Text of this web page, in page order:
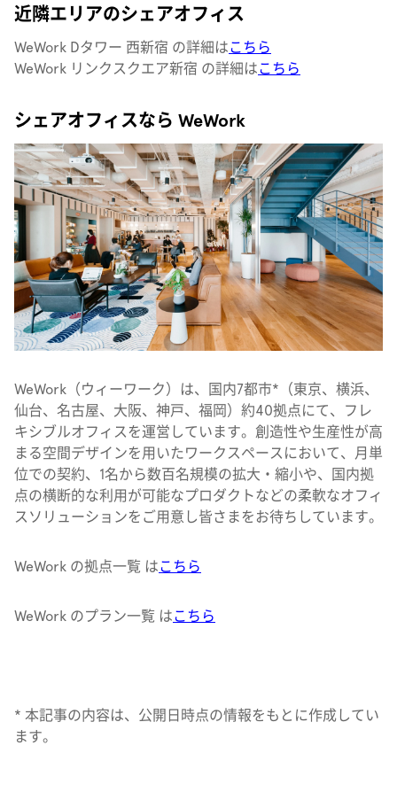
近隣エリアのシェアオフィス
WeWork Dタワー 西新宿 の詳細はこちら
WeWork リンクスクエア新宿 の詳細はこちら
シェアオフィスなら WeWork
WeWork（ウィーワーク）は、国内7都市*（東京、横浜、
仙台、名古屋、大阪、神戸、福岡）約40拠点にて、フレ
キシブルオフィスを運営しています。創造性や生産性が高
まる空間デザインを用いたワークスペースにおいて、月単
位での契約、1名から数百名規模の拡大・縮小や、国内拠
点の横断的な利用が可能なプロダクトなどの柔軟なオフィ
スソリューションをご用意し皆さまをお待ちしています。
WeWork の拠点一覧 はこちら
WeWork のプラン一覧 はこちら
* 本記事の内容は、公開日時点の情報をもとに作成してい
ます。